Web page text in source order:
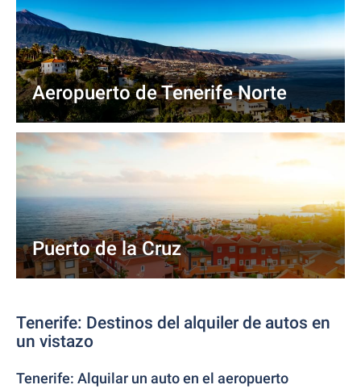
Aeropuerto de Tenerife Norte
Puerto de la Cruz
Tenerife: Destinos del alquiler de autos en
un vistazo
Tenerife: Alquilar un auto en el aeropuerto